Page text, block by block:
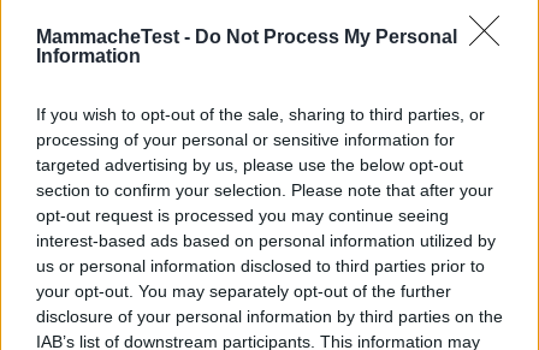
MammacheTest - Do Not Process My Personal
Information
If you wish to opt-out of the sale, sharing to third parties, or
processing of your personal or sensitive information for
targeted advertising by us, please use the below opt-out
section to confirm your selection. Please note that after your
opt-out request is processed you may continue seeing
interest-based ads based on personal information utilized by
us or personal information disclosed to third parties prior to
your opt-out. You may separately opt-out of the further
disclosure of your personal information by third parties on the
IAB’s list of downstream participants. This information may
Freno centralizzato ed ampio cestello
I RISULTATI DEL TEST DI
PRODOTTO
3mamme hanno ricevuto e testato il prodotto